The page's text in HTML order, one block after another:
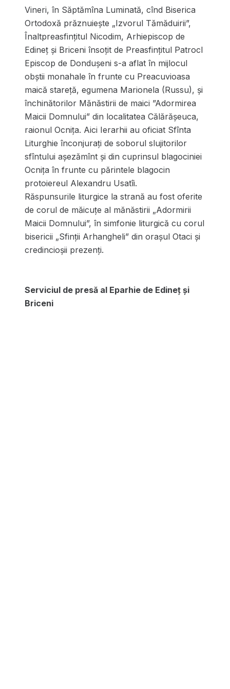
Vineri, în Săptămîna Luminată, cînd Biserica
Ortodoxă prăznuieşte „Izvorul Tămăduirii”,
Înaltpreasfinţitul Nicodim, Arhiepiscop de
Edineţ şi Briceni însoțit de Preasfințitul Patrocl
Episcop de Dondușeni s-a aflat în mijlocul
obștii monahale în frunte cu Preacuvioasa
maică stareță, egumena Marionela (Russu), și
închinătorilor Mănăstirii de maici ”Adormirea
Maicii Domnului” din localitatea Călărășeuca,
raionul Ocnița. Aici Ierarhii au oficiat Sfînta
Liturghie înconjurați de soborul slujitorilor
sfîntului așezămînt și din cuprinsul blagociniei
Ocniţa în frunte cu părintele blagocin
protoiereul Alexandru Usatîi.
Răspunsurile liturgice la strană au fost oferite
de corul de măicuțe al mănăstirii „Adormirii
Maicii Domnului”, în simfonie liturgică cu corul
bisericii „Sfinţii Arhangheli” din orașul Otaci și
credincioşii prezenţi.
Serviciul de presă al Eparhie de Edineț și
Briceni